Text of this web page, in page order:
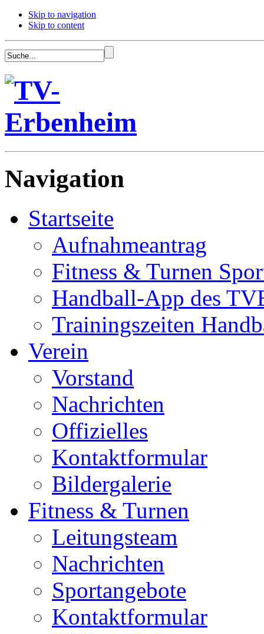
Skip to navigation
Skip to content
Navigation
Startseite
Aufnahmeantrag
Fitness & Turnen
Handball-App des
Trainingszeiten
Verein
Vorstand
Nachrichten
Offizielles
Kontaktformular
Bildergalerie
Fitness & Turnen
Leitungsteam
Nachrichten
Sportangebote
Kontaktformular